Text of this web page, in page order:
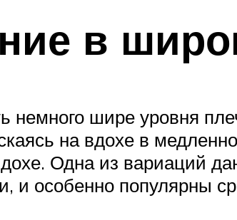
в
немного шире уровня
на вдохе в
Одна из вариаций
и особенно популярны